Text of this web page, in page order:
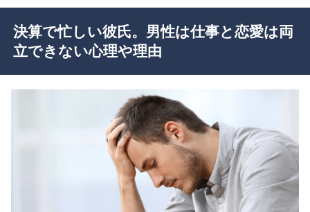
決算で忙しい彼氏。男性は仕事と恋愛は両
立できない心理や理由